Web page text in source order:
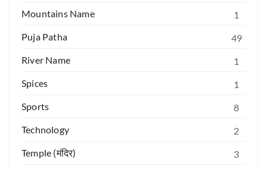
Mountains Name
1
Puja Patha
49
River Name
1
Spices
1
Sports
8
Technology
2
Temple (मंदिर)
3